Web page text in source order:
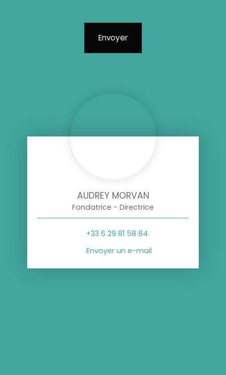
Envoyer
AUDREY MORVAN
Fondatrice - Directrice
+33 6 29 81 58 84
Envoyer un e-mail